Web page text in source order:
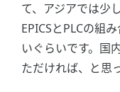
て、アジアでは少
EPICSとPLCの組
いぐらいです。国
ただければ、と思